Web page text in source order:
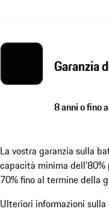
Garanzia
8 anni o fino
La vostra garanzia sulla
capacità minima dell'80%
70% fino al termine della
Ulteriori informazioni